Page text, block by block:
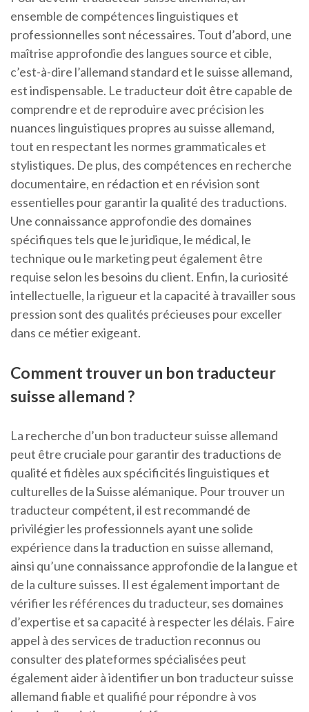
ensemble de compétences linguistiques et
professionnelles sont nécessaires. Tout d’abord, une
maîtrise approfondie des langues source et cible,
c’est-à-dire l’allemand standard et le suisse allemand,
est indispensable. Le traducteur doit être capable de
comprendre et de reproduire avec précision les
nuances linguistiques propres au suisse allemand,
tout en respectant les normes grammaticales et
stylistiques. De plus, des compétences en recherche
documentaire, en rédaction et en révision sont
essentielles pour garantir la qualité des traductions.
Une connaissance approfondie des domaines
spécifiques tels que le juridique, le médical, le
technique ou le marketing peut également être
requise selon les besoins du client. Enfin, la curiosité
intellectuelle, la rigueur et la capacité à travailler sous
pression sont des qualités précieuses pour exceller
dans ce métier exigeant.
Comment trouver un bon traducteur
suisse allemand ?
La recherche d’un bon traducteur suisse allemand
peut être cruciale pour garantir des traductions de
qualité et fidèles aux spécificités linguistiques et
culturelles de la Suisse alémanique. Pour trouver un
traducteur compétent, il est recommandé de
privilégier les professionnels ayant une solide
expérience dans la traduction en suisse allemand,
ainsi qu’une connaissance approfondie de la langue et
de la culture suisses. Il est également important de
vérifier les références du traducteur, ses domaines
d’expertise et sa capacité à respecter les délais. Faire
appel à des services de traduction reconnus ou
consulter des plateformes spécialisées peut
également aider à identifier un bon traducteur suisse
allemand fiable et qualifié pour répondre à vos